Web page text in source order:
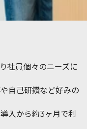
社員個々のニーズに
自己研鑽など好みの
入から約3ヶ月で利